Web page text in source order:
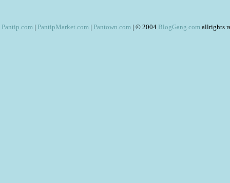
Pantip.com | PantipMarket.com | Pantown.com | © 2004 BlogGang.com allrights